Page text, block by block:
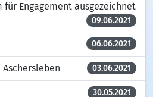
für Engagement ausgezeichnet
09.06.2021
06.06.2021
03.06.2021
30.05.2021